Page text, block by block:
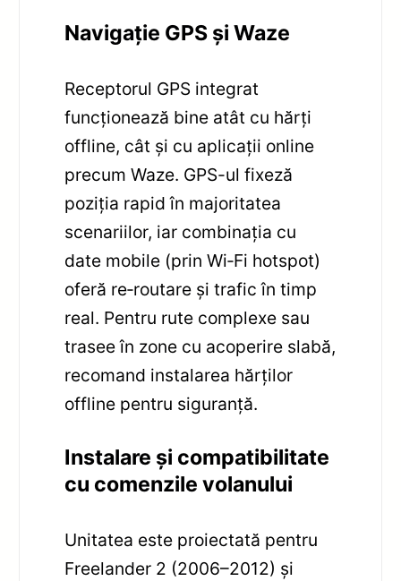
Navigație GPS și Waze
Receptorul GPS integrat
funcționează bine atât cu hărți
offline, cât și cu aplicații online
precum Waze. GPS-ul fixeză
poziția rapid în majoritatea
scenariilor, iar combinația cu
date mobile (prin Wi‑Fi hotspot)
oferă re‑routare și trafic în timp
real. Pentru rute complexe sau
trasee în zone cu acoperire slabă,
recomand instalarea hărților
offline pentru siguranță.
Instalare și compatibilitate
cu comenzile volanului
Unitatea este proiectată pentru
Freelander 2 (2006–2012) și